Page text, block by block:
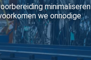
minimaliseren
we onnodige